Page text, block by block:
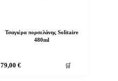
Τσαγιέρα πορσελάνης Solitaire
480ml
79,00 € 🛒